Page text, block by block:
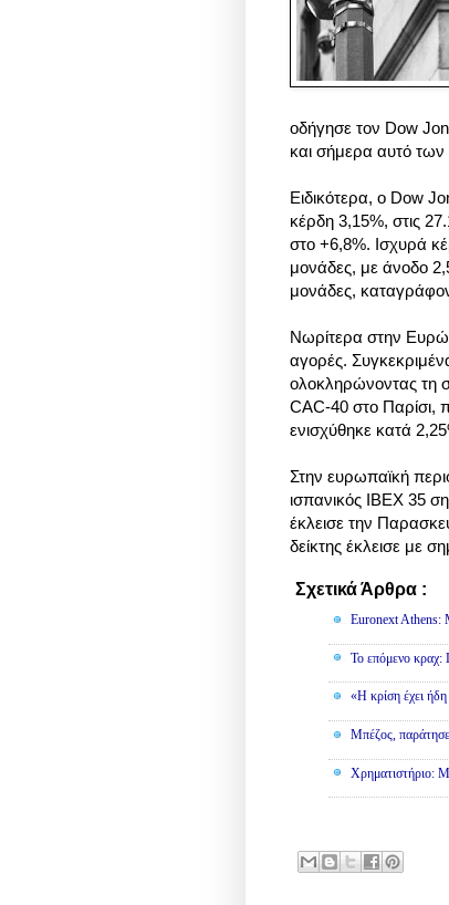
οδήγησε τον Dow
και σήμερα αυτό
Ειδικότερα, ο Dow
κέρδη 3,15%, στις
στο +6,8%. Ισχυρά
μονάδες, με άνοδο
μονάδες,
Νωρίτερα στην
αγορές.
ολοκληρώνοντας τη
CAC-40 στο Παρίσι,
ενισχύθηκε κατά
Στην ευρωπαϊκή
ισπανικός IBEX 35
έκλεισε την
δείκτης έκλεισε με
Σχετικά Άρθρα :
Euronext Athens:
To επόμενο κραχ:
«Η κρίση έχει
Μπέζος, παράτησε
Χρηματιστήριο: